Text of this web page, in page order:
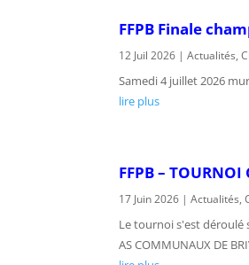
FFPB Finale
12 Juil 2026 |Actualités,
Samedi 4 juillet 2026
lire plus
FFPB – TOURNOI
17 Juin 2026 |Actualités,
Le tournoi s'est déroulé
AS COMMUNAUX DE